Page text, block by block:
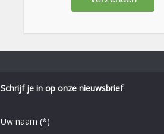
Schrijf je in op onze nieuwsbrief
Uw naam (*)